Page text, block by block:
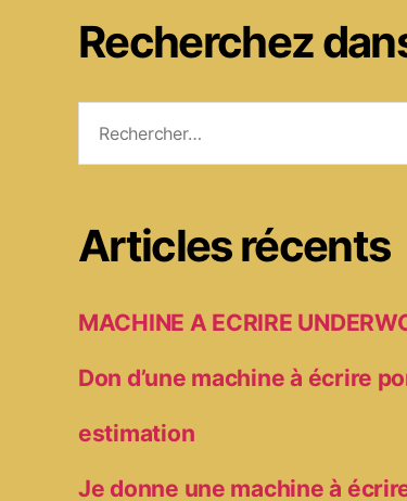
Recherchez
Articles récents
MACHINE A ECRIRE
Don d’une machine à écrire
estimation
Je donne une machine à